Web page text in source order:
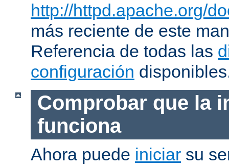
http://httpd.apache.org/
más reciente de este
Referencia de todas las
configuración
Comprobar que la
funciona
Ahora puede iniciar su